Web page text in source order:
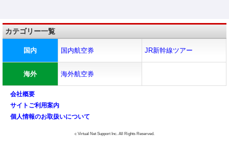
カテゴリー一覧
国内 国内航空券 JR新幹線ツアー
海外 海外航空券
会社概要
サイトご利用案内
個人情報のお取扱いについて
c Virtual Net Support Inc. All Rights Reserved.